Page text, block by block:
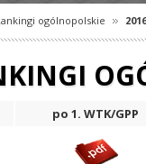
ogólnopolskie
po 1. WTK/GPP